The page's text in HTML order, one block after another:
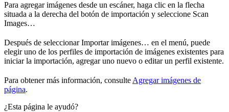
Para agregar imágenes desde un escáner, haga clic en la flecha
situada a la derecha del botón de importación y seleccione Scan
Images…
Después de seleccionar Importar imágenes… en el menú, puede
elegir uno de los perfiles de importación de imágenes existentes para
iniciar la importación, agregar uno nuevo o editar un perfil existente.
Para obtener más información, consulte Agregar imágenes de
página.
¿Esta página le ayudó?